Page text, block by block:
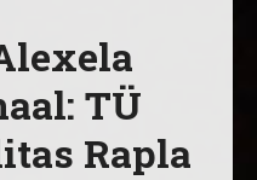
TÜ
Rapla